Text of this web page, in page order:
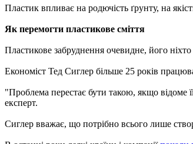
Пластик впливає на родючість ґрунту, на
Як перемогти пластикове сміття
Пластикове забруднення очевидне, його
Економіст Тед Сиглер більше 25 років
"Проблема перестає бути такою, якщо відоме
експерт.
Сиглер вважає, що потрібно всього лише